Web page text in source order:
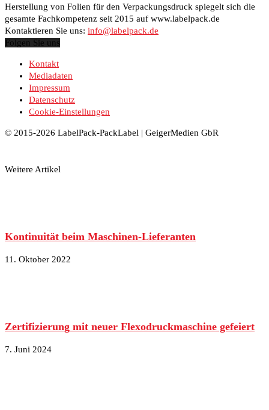
Herstellung von Folien für den Verpackungsdruck spiegelt sich die
gesamte Fachkompetenz seit 2015 auf www.labelpack.de
Kontaktieren Sie uns: info@labelpack.de
Folgen Sie uns
Kontakt
Mediadaten
Impressum
Datenschutz
Cookie-Einstellungen
© 2015-2026 LabelPack-PackLabel | GeigerMedien GbR
Weitere Artikel
Kontinuität beim Maschinen-Lieferanten
11. Oktober 2022
Zertifizierung mit neuer Flexodruckmaschine gefeiert
7. Juni 2024